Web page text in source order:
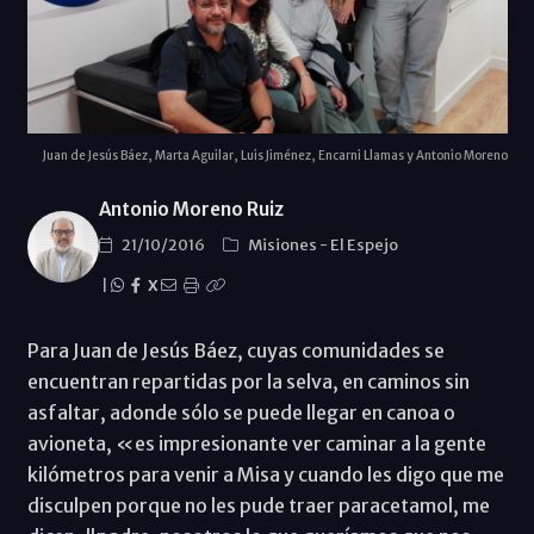
Juan de Jesús Báez, Marta Aguilar, Luis Jiménez, Encarni Llamas y Antonio Moreno
Antonio Moreno Ruiz
21/10/2016 Misiones - El Espejo
X
Para Juan de Jesús Báez, cuyas comunidades se
encuentran repartidas por la selva, en caminos sin
asfaltar, adonde sólo se puede llegar en canoa o
avioneta, «es impresionante ver caminar a la gente
kilómetros para venir a Misa y cuando les digo que me
disculpen porque no les pude traer paracetamol, me